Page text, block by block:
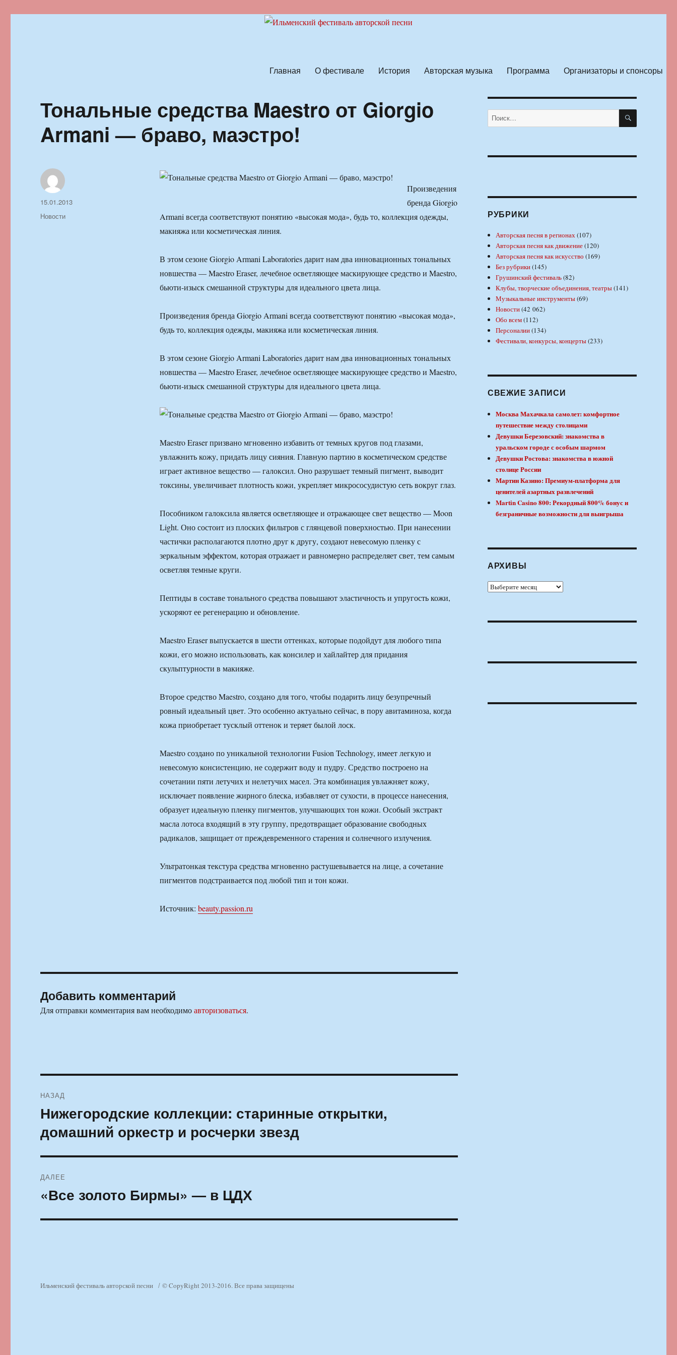
Главная О фестивале История Авторская музыка Программа Организаторы и спонсоры
Тональные средства Maestro от Giorgio
Armani — браво, маэстро!
Произведения
бренда Giorgio
Armani всегда соответствуют понятию «высокая мода», будь то, коллекция одежды,
макияжа или косметическая линия.
В этом сезоне Giorgio Armani Laboratories дарит нам два инновационных тональных
новшества — Maestro Eraser, лечебное осветляющее маскирующее средство и Maestro,
бьюти-изыск смешанной структуры для идеального цвета лица.
Произведения бренда Giorgio Armani всегда соответствуют понятию «высокая мода»,
будь то, коллекция одежды, макияжа или косметическая линия.
В этом сезоне Giorgio Armani Laboratories дарит нам два инновационных тональных
новшества — Maestro Eraser, лечебное осветляющее маскирующее средство и Maestro,
бьюти-изыск смешанной структуры для идеального цвета лица.
Maestro Eraser призвано мгновенно избавить от темных кругов под глазами,
увлажнить кожу, придать лицу сияния. Главную партию в косметическом средстве
играет активное вещество — галоксил. Оно разрушает темный пигмент, выводит
токсины, увеличивает плотность кожи, укрепляет микрососудистую сеть вокруг глаз.
Пособником галоксила является осветляющее и отражающее свет вещество — Moon
Light. Оно состоит из плоских фильтров с глянцевой поверхностью. При нанесении
частички располагаются плотно друг к другу, создают невесомую пленку с
зеркальным эффектом, которая отражает и равномерно распределяет свет, тем самым
осветляя темные круги.
Пептиды в составе тонального средства повышают эластичность и упругость кожи,
ускоряют ее регенерацию и обновление.
Maestro Eraser выпускается в шести оттенках, которые подойдут для любого типа
кожи, его можно использовать, как консилер и хайлайтер для придания
скульптурности в макияже.
Второе средство Maestro, создано для того, чтобы подарить лицу безупречный
ровный идеальный цвет. Это особенно актуально сейчас, в пору авитаминоза, когда
кожа приобретает тусклый оттенок и теряет былой лоск.
Maestro создано по уникальной технологии Fusion Technology, имеет легкую и
невесомую консистенцию, не содержит воду и пудру. Средство построено на
сочетании пяти летучих и нелетучих масел. Эта комбинация увлажняет кожу,
исключает появление жирного блеска, избавляет от сухости, в процессе нанесения,
образует идеальную пленку пигментов, улучшающих тон кожи. Особый экстракт
масла лотоса входящий в эту группу, предотвращает образование свободных
радикалов, защищает от преждевременного старения и солнечного излучения.
Ультратонкая текстура средства мгновенно растушевывается на лице, а сочетание
пигментов подстраивается под любой тип и тон кожи.
Источник: beauty.passion.ru
Автор
Опубликовано
15.01.2013
Рубрики
Новости
Добавить комментарий
Для отправки комментария вам необходимоавторизоваться.
по
записям
НАЗАД
Предыдущая
Нижегородские коллекции: старинные открытки,
домашний оркестр и росчерки звезд
ДАЛЕЕ
Следующая
«Все золото Бирмы» — в ЦДХ
Искать: ПОИСК
РУБРИКИ
Авторская песня в регионах(107)
Авторская песня как движение(120)
Авторская песня как искусство (169)
Без рубрики(145)
Грушинский фестиваль(82)
Клубы, творческие объединения, театры(141)
Музыкальные инструменты(69)
Новости(42 062)
Обо всем(112)
Персоналии(134)
Фестивали, конкурсы, концерты(233)
СВЕЖИЕ ЗАПИСИ
Москва Махачкала самолет: комфортное
путешествие между столицами
Девушки Березовский: знакомства в
уральском городе с особым шармом
Девушки Ростова: знакомства в южной
столице России
Мартин Казино: Премиум-платформа для
ценителей азартных развлечений
Martin Casino 800: Рекордный 800% бонус и
безграничные возможности для выигрыша
АРХИВЫ
Архивы
Ильменский фестиваль авторской песни © CopyRight 2013-2016. Все права защищены